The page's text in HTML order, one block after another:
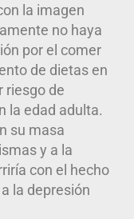
la imagen
no haya
por el comer
de dietas en
riesgo de
la edad adulta.
su masa
y a la
con el hecho
la depresión